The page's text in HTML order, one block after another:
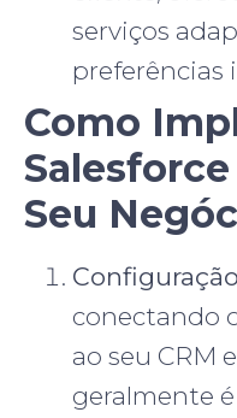
serviços
preferências
Como
Seu
conectando
ao seu CRM
geralmente